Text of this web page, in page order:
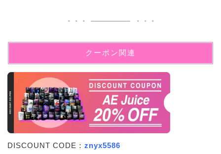
クーポン関連
DISCOUNT CODE： znyx5586